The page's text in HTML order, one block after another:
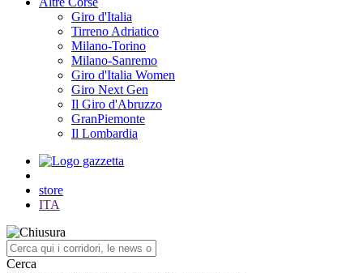
Giro d'Italia
Tirreno Adriatico
Milano-Torino
Milano-Sanremo
Giro d'Italia Women
Giro Next Gen
Il Giro d'Abruzzo
GranPiemonte
Il Lombardia
store
ITA
Cerca